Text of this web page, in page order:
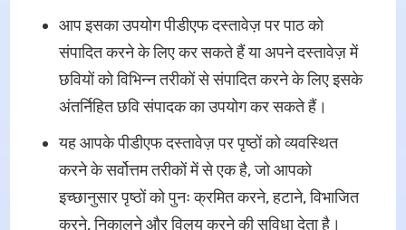
आप इसका उपयोग पीडीएफ दस्तावेज़ पर पाठ को
संपादित करने के लिए कर सकते हैं या अपने दस्तावेज़ में
छवियों को विभिन्न तरीकों से संपादित करने के लिए इसके
अंतर्निहित छवि संपादक का उपयोग कर सकते हैं।
यह आपके पीडीएफ दस्तावेज़ पर पृष्ठों को व्यवस्थित
करने के सर्वोत्तम तरीकों में से एक है, जो आपको
इच्छानुसार पृष्ठों को पुनः क्रमित करने, हटाने, विभाजित
करने, निकालने और विलय करने की सुविधा देता है।